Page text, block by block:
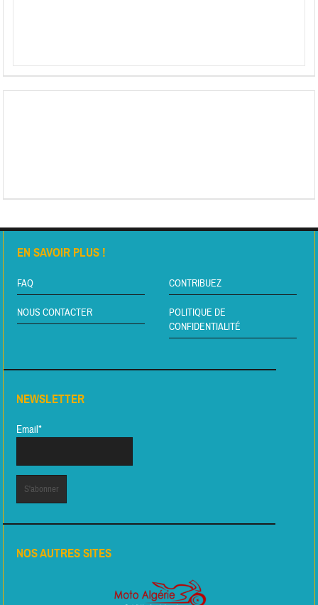
EN SAVOIR PLUS !
FAQ CONTRIBUEZ
NOUS CONTACTER
POLITIQUE DE
CONFIDENTIALITÉ
NEWSLETTER
Email*
NOS AUTRES SITES